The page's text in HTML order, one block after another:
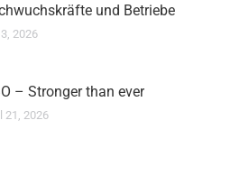
und Betriebe
2026
– Stronger than ever
21, 2026